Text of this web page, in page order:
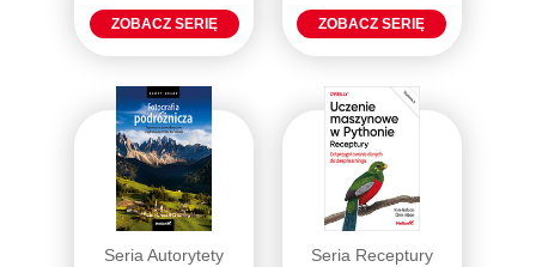
ZOBACZ SERIĘ ZOBACZ SERIĘ
Seria Autorytety
Seria Receptury